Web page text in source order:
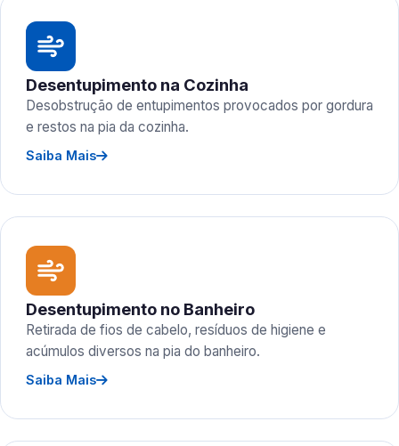
Desentupimento na Cozinha
Desobstrução de entupimentos provocados por gordura
e restos na pia da cozinha.
Saiba Mais
Desentupimento no Banheiro
Retirada de fios de cabelo, resíduos de higiene e
acúmulos diversos na pia do banheiro.
Saiba Mais